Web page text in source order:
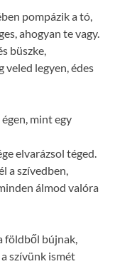
pompázik a tó,
ahogyan te vagy.
büszke,
veled legyen, édes
mint egy
elvarázsol téged.
a szívedben,
álmod valóra
földből bújnak,
szívünk ismét